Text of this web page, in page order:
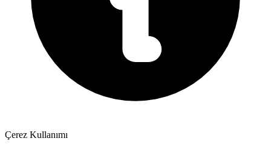
Çerez Kullanımı